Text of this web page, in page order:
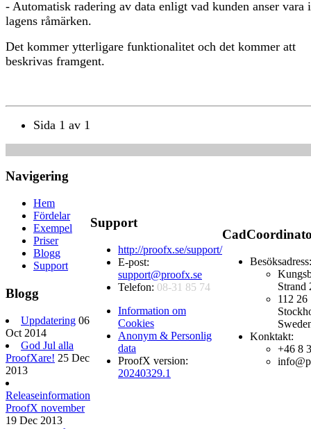
- Automatisk radering av data enligt vad kunden anser vara
lagens råmärken.
Det kommer ytterligare funktionalitet och det kommer att
beskrivas framgent.
Sida 1 av 1
Navigering
Hem
Fördelar
Exempel
Priser
Blogg
Support
Blogg
Uppdatering 06
Oct 2014
God Jul alla
ProofXare! 25 Dec
2013
Releaseinformation
ProofX november
19 Dec 2013
Support
http://proofx.se/support/
E-post:
support@proofx.se
Telefon: 08-31 85 74
Information om
Cookies
Anonym & Personlig
data
ProofX version:
20240329.1
Besöksadress:
Strand
112 26
Konktakt:
+46 8